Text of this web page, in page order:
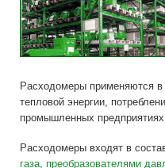
Расходомеры применяются в
тепловой энергии,
промышленных
Расходомеры входят в
газа, преобразователями